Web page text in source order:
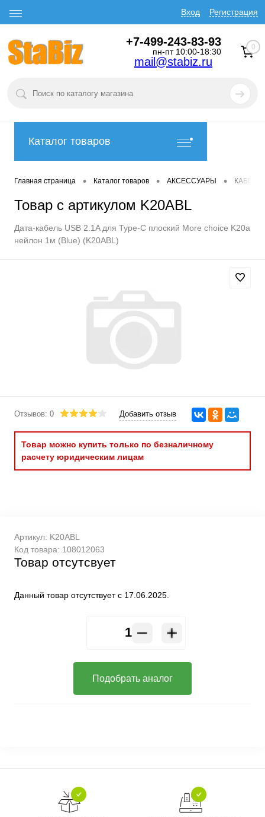
Вход Регистрация
+7-499-243-83-93
пн-пт 10:00-18:30
mail@stabiz.ru
0
Каталог товаров
Главная страница • Каталог товаров • АКСЕССУАРЫ •
Товар с артикулом K20ABL
Дата-кабель USB 2.1A для Type-C плоский More choice K20a
нейлон 1м (Blue) (K20ABL)
Отзывов: 0 Добавить отзыв
Товар можно купить только по безналичному
расчету юридическим лицам
Артикул: K20ABL
Код товара: 108012063
Товар отсутсвует
Данный товар отсутствует с 17.06.2025.
Подобрать аналог